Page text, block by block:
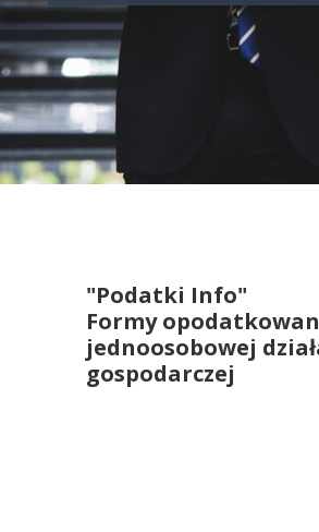
"Podatki Info"
Formy
jednoosobowej
gospodarczej